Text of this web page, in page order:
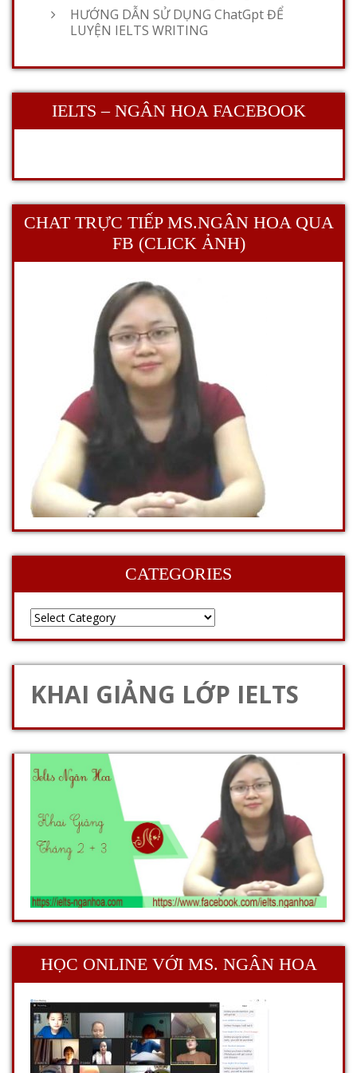
HƯỚNG DẪN SỬ DỤNG ChatGpt ĐỂ
LUYỆN IELTS WRITING
IELTS – NGÂN HOA FACEBOOK
CHAT TRỰC TIẾP MS.NGÂN HOA QUA
FB (CLICK ẢNH)
CATEGORIES
KHAI GIẢNG LỚP IELTS
HỌC ONLINE VỚI MS. NGÂN HOA